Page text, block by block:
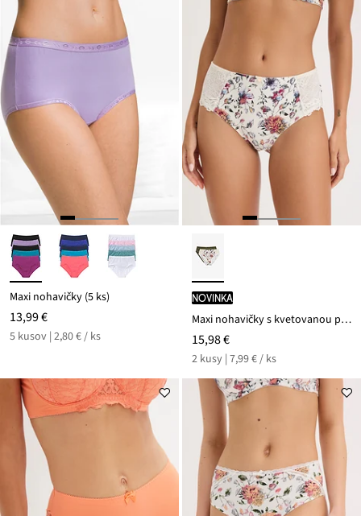
Maxi nohavičky (5 ks)
13,99 €
5 kusov | 2,80 € / ks
novinka
Maxi nohavičky s kvetovanou potlačou (2 ks)
15,98 €
2 kusy | 7,99 € / ks